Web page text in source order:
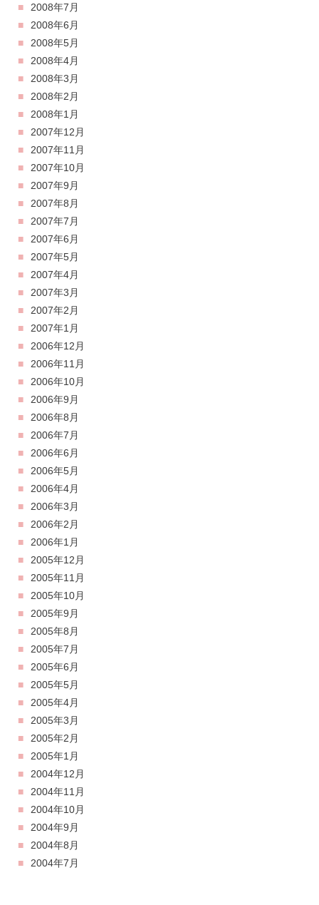
2008年7月
2008年6月
2008年5月
2008年4月
2008年3月
2008年2月
2008年1月
2007年12月
2007年11月
2007年10月
2007年9月
2007年8月
2007年7月
2007年6月
2007年5月
2007年4月
2007年3月
2007年2月
2007年1月
2006年12月
2006年11月
2006年10月
2006年9月
2006年8月
2006年7月
2006年6月
2006年5月
2006年4月
2006年3月
2006年2月
2006年1月
2005年12月
2005年11月
2005年10月
2005年9月
2005年8月
2005年7月
2005年6月
2005年5月
2005年4月
2005年3月
2005年2月
2005年1月
2004年12月
2004年11月
2004年10月
2004年9月
2004年8月
2004年7月